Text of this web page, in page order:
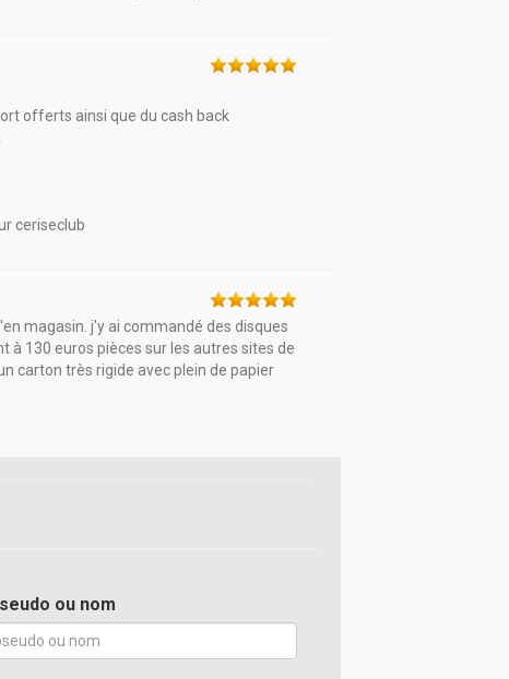
offerts ainsi que du cash back
ceriseclub
magasin. j'y ai commandé des disques
à 130 euros pièces sur les autres sites de
carton très rigide avec plein de papier
ou nom